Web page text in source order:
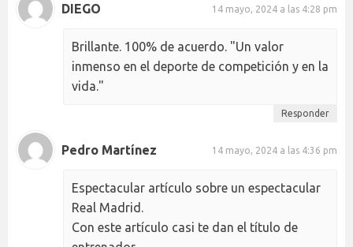
DIEGO 14 mayo, 2024 a las 4:28 pm
Brillante. 100% de acuerdo. "Un valor
inmenso en el deporte de competición y en la
vida."
Responder
Pedro Martínez 14 mayo, 2024 a las 4:36 pm
Espectacular artículo sobre un espectacular
Real Madrid.
Con este artículo casi te dan el título de